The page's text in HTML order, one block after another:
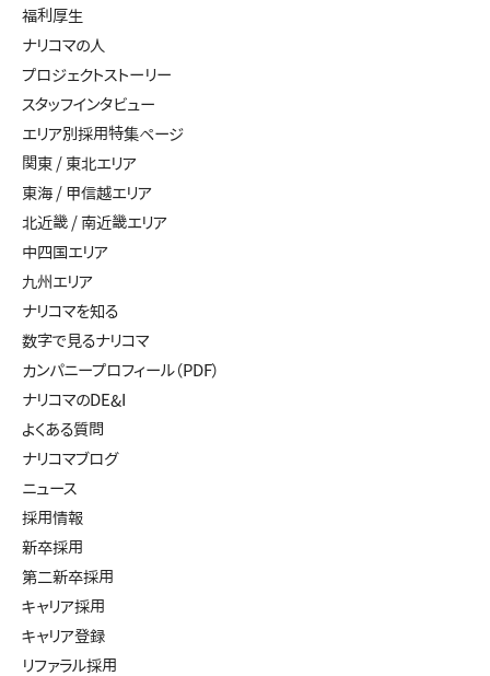
福利厚生
ナリコマの人
プロジェクトストーリー
スタッフインタビュー
エリア別採用特集ページ
関東 / 東北エリア
東海 / 甲信越エリア
北近畿 / 南近畿エリア
中四国エリア
九州エリア
ナリコマを知る
数字で見るナリコマ
カンパニープロフィール（PDF）
ナリコマのDE&I
よくある質問
ナリコマブログ
ニュース
採用情報
新卒採用
第二新卒採用
キャリア採用
キャリア登録
リファラル採用